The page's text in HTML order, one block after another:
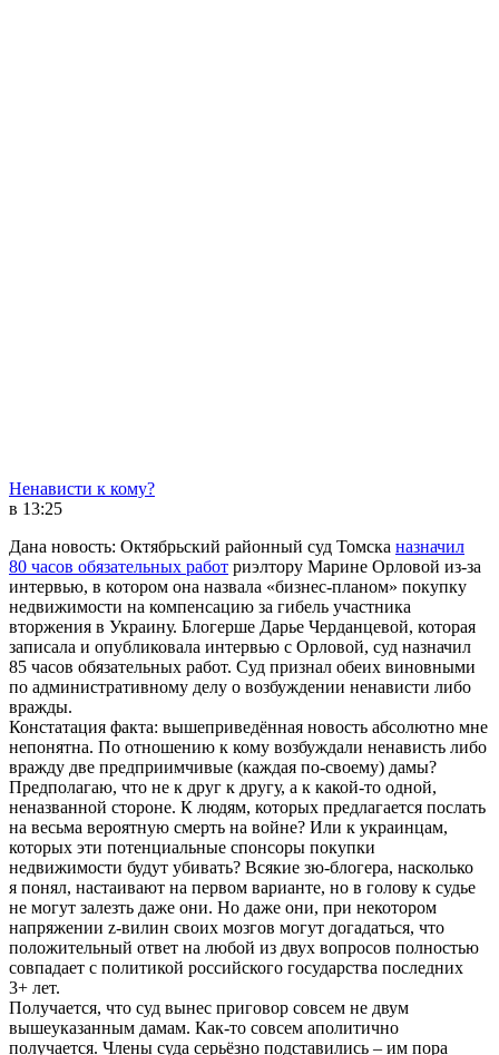
Ненависти к кому?
в 13:25
Дана новость: Октябрьский районный суд Томска назначил
80 часов обязательных работ риэлтору Марине Орловой из-за
интервью, в котором она назвала «бизнес-планом» покупку
недвижимости на компенсацию за гибель участника
вторжения в Украину. Блогерше Дарье Черданцевой, которая
записала и опубликовала интервью с Орловой, суд назначил
85 часов обязательных работ. Суд признал обеих виновными
по административному делу о возбуждении ненависти либо
вражды.
Констатация факта: вышеприведённая новость абсолютно мне
непонятна. По отношению к кому возбуждали ненависть либо
вражду две предприимчивые (каждая по-своему) дамы?
Предполагаю, что не к друг к другу, а к какой-то одной,
неназванной стороне. К людям, которых предлагается послать
на весьма вероятную смерть на войне? Или к украинцам,
которых эти потенциальные спонсоры покупки
недвижимости будут убивать? Всякие зю-блогера, насколько
я понял, настаивают на первом варианте, но в голову к судье
не могут залезть даже они. Но даже они, при некотором
напряжении z-вилин своих мозгов могут догадаться, что
положительный ответ на любой из двух вопросов полностью
совпадает с политикой российского государства последних
3+ лет.
Получается, что суд вынес приговор совсем не двум
вышеуказанным дамам. Как-то совсем аполитично
получается. Члены суда серьёзно подставились – им пора